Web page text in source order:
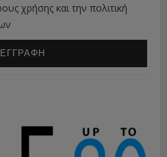
χρήσης και την πολιτική
ΕΓΓΡΑΦΗ